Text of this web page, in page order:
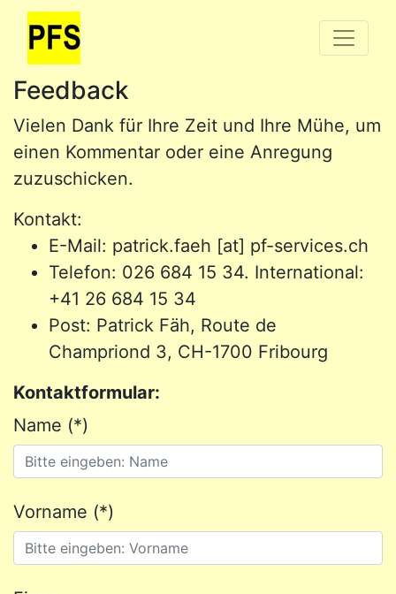
Feedback
Vielen Dank für Ihre Zeit und Ihre Mühe, um
einen Kommentar oder eine Anregung
zuzuschicken.
Kontakt:
E-Mail: patrick.faeh [at] pf-services.ch
Telefon: 026 684 15 34. International:
+41 26 684 15 34
Post: Patrick Fäh, Route de
Champriond 3, CH-1700 Fribourg
Kontaktformular:
Name (*)
Vorname (*)